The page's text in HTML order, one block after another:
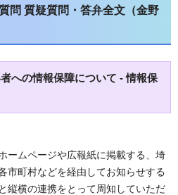
問 質疑質問・答弁全文（金野
への情報保障について - 情報保
ームページや広報紙に掲載する、埼
市町村などを経由してお知らせする
縦横の連携をとって周知していただ